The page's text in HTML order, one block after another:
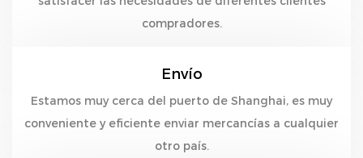
compradores.
Envío
Estamos muy cerca del puerto de Shanghai, es muy
conveniente y eficiente enviar mercancías a cualquier
otro país.